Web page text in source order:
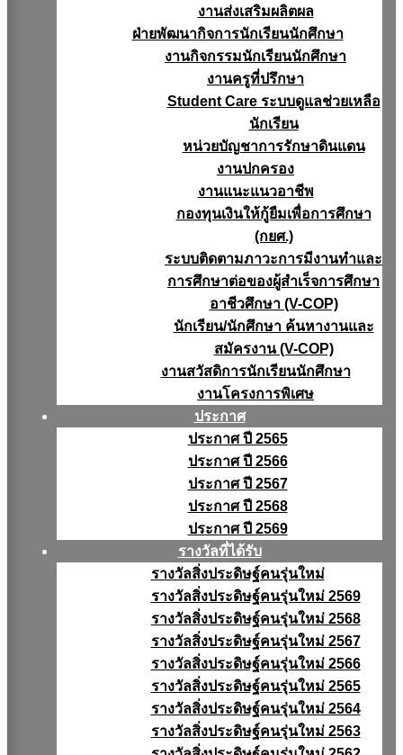
งานส่งเสริมผลิตผล
ฝ่ายพัฒนากิจการนักเรียนนักศึกษา
งานกิจกรรมนักเรียนนักศึกษา
งานครูที่ปรึกษา
Student Care ระบบดูแลช่วยเหลือ
นักเรียน
หน่วยบัญชาการรักษาดินแดน
งานปกครอง
งานแนะแนวอาชีพ
กองทุนเงินให้กู้ยืมเพื่อการศึกษา
(กยศ.)
ระบบติดตามภาวะการมีงานทำและ
การศึกษาต่อของผู้สำเร็จการศึกษา
อาชีวศึกษา (V-COP)
นักเรียน/นักศึกษา ค้นหางานและ
สมัครงาน (V-COP)
งานสวัสดิการนักเรียนนักศึกษา
งานโครงการพิเศษ
ประกาศ
ประกาศ ปี 2565
ประกาศ ปี 2566
ประกาศ ปี 2567
ประกาศ ปี 2568
ประกาศ ปี 2569
รางวัลที่ได้รับ
รางวัลสิ่งประดิษฐ์คนรุ่นใหม่
รางวัลสิ่งประดิษฐ์คนรุ่นใหม่ 2569
รางวัลสิ่งประดิษฐ์คนรุ่นใหม่ 2568
รางวัลสิ่งประดิษฐ์คนรุ่นใหม่ 2567
รางวัลสิ่งประดิษฐ์คนรุ่นใหม่ 2566
รางวัลสิ่งประดิษฐ์คนรุ่นใหม่ 2565
รางวัลสิ่งประดิษฐ์คนรุ่นใหม่ 2564
รางวัลสิ่งประดิษฐ์คนรุ่นใหม่ 2563